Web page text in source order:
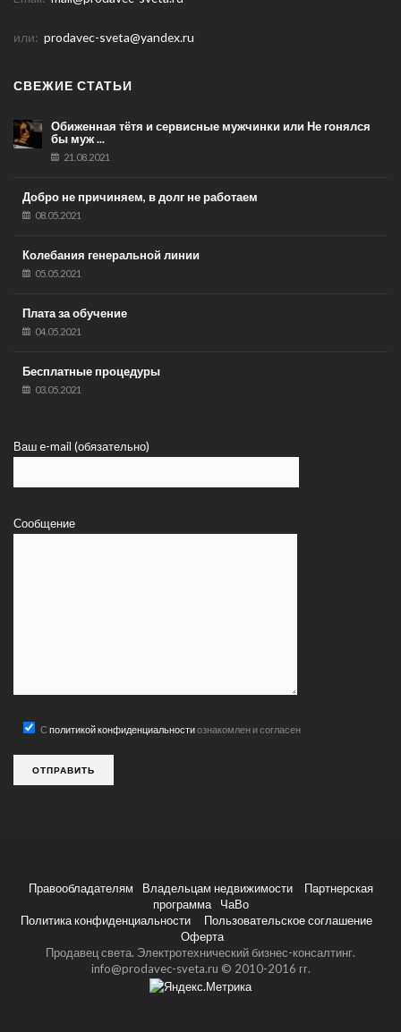
или: prodavec-sveta@yandex.ru
СВЕЖИЕ СТАТЬИ
Обиженная тётя и сервисные мужчинки или Не гонялся
бы муж ...
21.08.2021
Добро не причиняем, в долг не работаем
08.05.2021
Колебания генеральной линии
05.05.2021
Плата за обучение
04.05.2021
Бесплатные процедуры
03.05.2021
Ваш e-mail (обязательно)
Сообщение
С политикой конфиденциальностиознакомлен и согласен
Правообладателям Владельцам недвижимости
Партнерская
программа
ЧаВо
Политика конфиденциальности
Пользовательское соглашение
Оферта
Продавец света. Электротехнический бизнес-консалтинг.
info@prodavec-sveta.ru © 2010-2016 гг.